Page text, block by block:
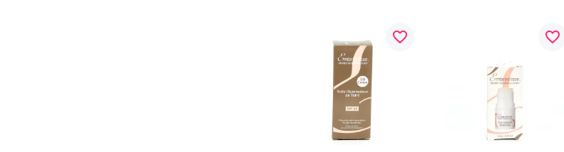
favorite_border favorite_border